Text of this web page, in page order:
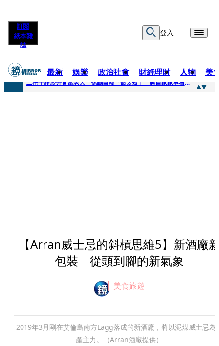
訂閱
紙本雜
誌
登入
最新 娛樂 政治社會 財經理財 人物 美
快訊
二把手終於升官當老大 孫鵬自嘲「命太短」 談自家家事看超開：誰家鍋底沒灰塵
【Arran威士忌的斜槓思維5】新酒廠
包裝 從頭到腳的新氣象
美食旅遊
2019年3月剛在艾倫島南方Lagg落成的新酒廠，將以泥煤威士忌為
產主力。（Arran酒廠提供）